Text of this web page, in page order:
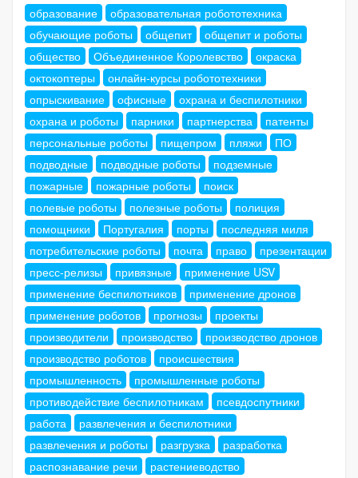
образование
образовательная робототехника
обучающие роботы
общепит
общепит и роботы
общество
Объединенное Королевство
окраска
октокоптеры
онлайн-курсы робототехники
опрыскивание
офисные
охрана и беспилотники
охрана и роботы
парники партнерства
патенты
персональные роботы
пищепром пляжи
ПО
подводные
подводные роботы
подземные
пожарные
пожарные роботы
поиск
полевые роботы
полезные роботы
полиция
помощники
Португалия порты
последняя миля
потребительские роботы
почта право
презентации
пресс-релизы
привязные
применение USV
применение беспилотников
применение дронов
применение роботов
прогнозы
проекты
производители
производство
производство дронов
производство роботов
происшествия
промышленность
промышленные роботы
противодействие беспилотникам
псевдоспутники
работа
развлечения и беспилотники
развлечения и роботы
разгрузка
разработка
распознавание речи
растениеводство